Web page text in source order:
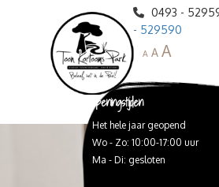
0493 -
- 529590
A A A
Informatie
Agenda
Openingstijden
Het hele jaar geopend
Wo - Zo: 10:00-17:00 uur
Ma - Di: gesloten